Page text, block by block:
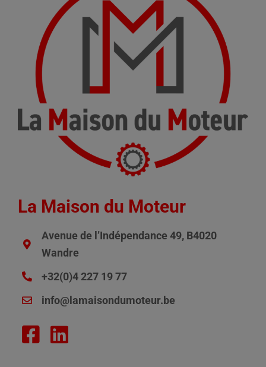
La Maison du Moteur
Avenue de l’Indépendance 49, B4020
Wandre
+32(0)4 227 19 77
info@lamaisondumoteur.be